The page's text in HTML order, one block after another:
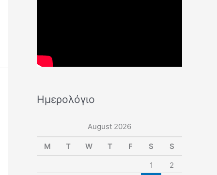
Ημερολόγιο
August 2026
M T W T F S S
1
2